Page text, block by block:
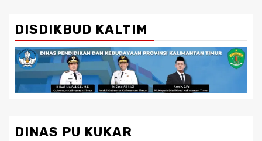
DISDIKBUD KALTIM
DINAS PU KUKAR